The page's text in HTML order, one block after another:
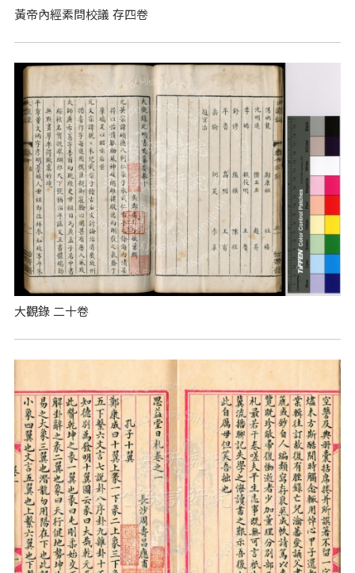
黃帝內經素問校議 存四卷
大觀錄 二十卷